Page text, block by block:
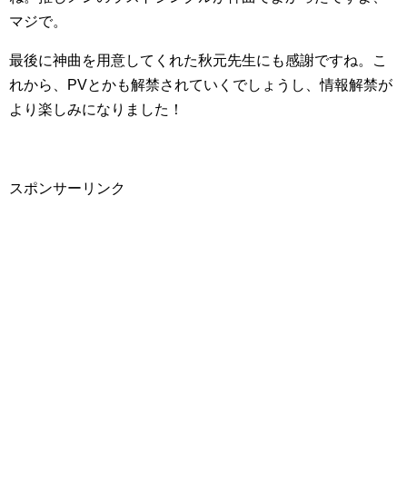
マジで。
最後に神曲を用意してくれた秋元先生にも感謝ですね。こ
れから、PVとかも解禁されていくでしょうし、情報解禁が
より楽しみになりました！
スポンサーリンク